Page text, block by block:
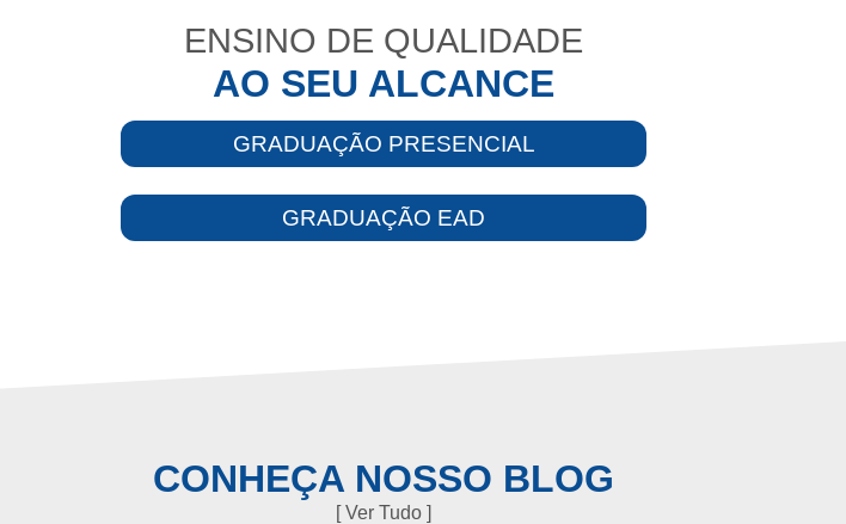
ENSINO DE QUALIDADE
AO SEU ALCANCE
GRADUAÇÃO PRESENCIAL
GRADUAÇÃO EAD
CONHEÇA NOSSO BLOG
[ Ver Tudo ]